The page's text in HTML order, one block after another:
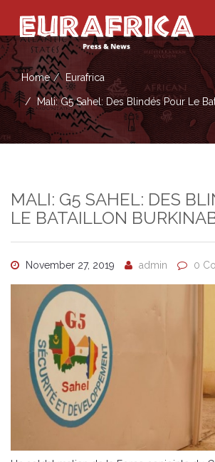
Home Eurafrica
Mali: G5 Sahel: Des Blindés Pour Le
MALI: G5 SAHEL: DES
LE BATAILLON
November 27, 2019 admin 0